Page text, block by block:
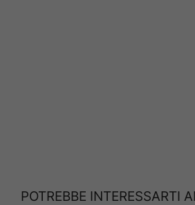
POTREBBE INTERESSARTI